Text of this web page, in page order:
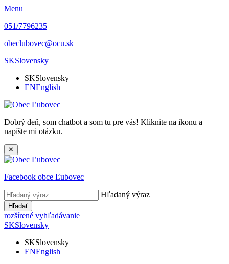
Menu
051/7796235
obeclubovec@ocu.sk
SKSlovensky
SKSlovensky
ENEnglish
Dobrý deň, som chatbot a som tu pre vás! Kliknite na ikonu a
napíšte mi otázku.
✕
Facebook obce Ľubovec
Hľadaný výraz
Hľadať
rozšírené vyhľadávanie
SKSlovensky
SKSlovensky
ENEnglish